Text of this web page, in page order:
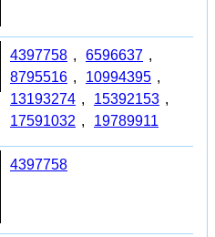
4397758 , 6596637 ,
8795516 , 10994395 ,
13193274 , 15392153 ,
17591032 , 19789911
4397758